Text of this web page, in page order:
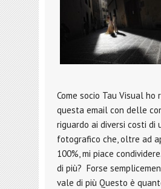
Come socio Tau Visual ho
questa email con delle
riguardo ai diversi costi di
fotografico che, oltre ad
100%, mi piace
di più? Forse
vale di più Questo è